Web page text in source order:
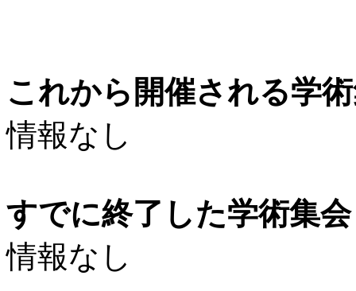
これから開催される学
情報なし
すでに終了した学術集
情報なし